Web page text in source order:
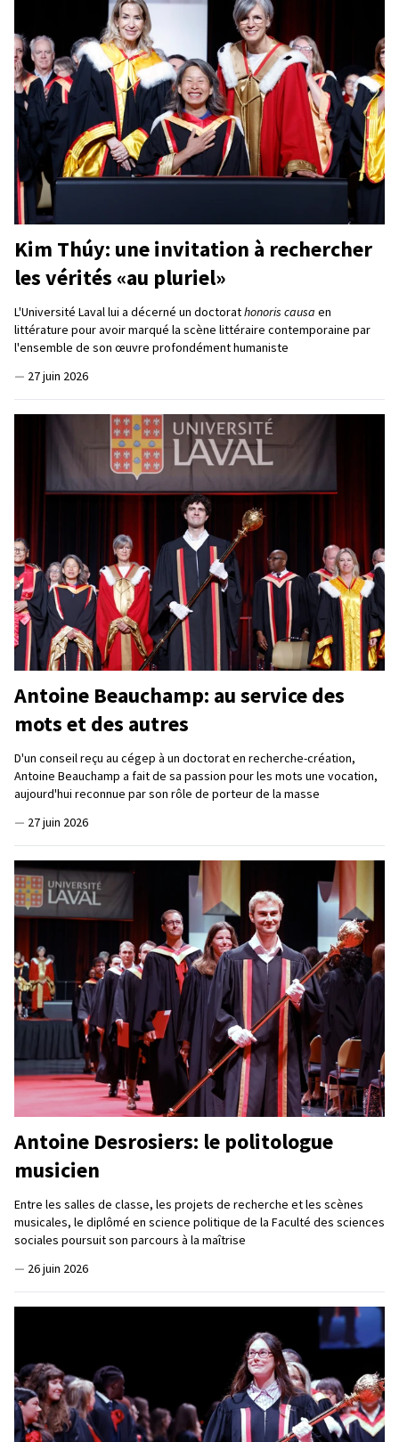
Kim Thúy: une invitation à rechercher
les vérités «au pluriel»
L'Université Laval lui a décerné un doctorathonoris causa en
littérature pour avoir marqué la scène littéraire contemporaine par
l'ensemble de son œuvre profondément humaniste
— 27 juin 2026
Antoine Beauchamp: au service des
mots et des autres
D'un conseil reçu au cégep à un doctorat en recherche-création,
Antoine Beauchamp a fait de sa passion pour les mots une vocation,
aujourd'hui reconnue par son rôle de porteur de la masse
— 27 juin 2026
Antoine Desrosiers: le politologue
musicien
Entre les salles de classe, les projets de recherche et les scènes
musicales, le diplômé en science politique de la Faculté des sciences
sociales poursuit son parcours à la maîtrise
— 26 juin 2026